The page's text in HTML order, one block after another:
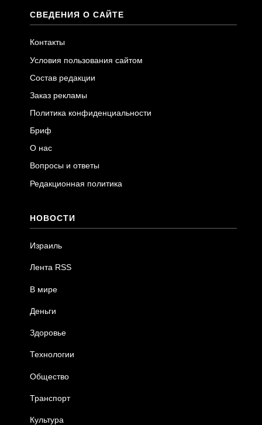
СВЕДЕНИЯ О САЙТЕ
Контакты
Условия пользования сайтом
Состав редакции
Заказ рекламы
Политика конфиденциальности
Бриф
О нас
Вопросы и ответы
Редакционная политика
НОВОСТИ
Израиль
Лента RSS
В мире
Деньги
Здоровье
Технологии
Общество
Транспорт
Культура